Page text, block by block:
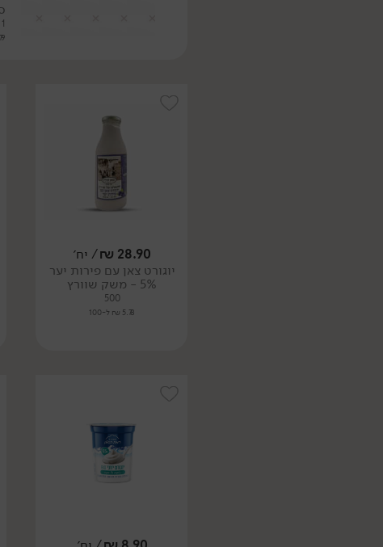
1 ליטר
3.79
28.90
₪/ יח׳
יוגורט צאן עם פירות יער
5% - משק שוורץ
500
5.78 ₪ ל-100